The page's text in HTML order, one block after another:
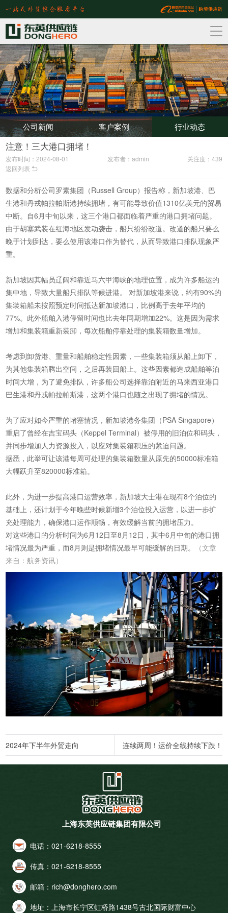
公司新闻 客户案例 行业动态
注意！三大港口拥堵！
发布时间：2024-08-01 发布者：admin
关注度：439
返回列表 
数据和分析公司罗素集团（Russell Group）报告称，新加坡港、巴
生港和丹戎帕拉帕斯港持续拥堵，有可能导致价值1310亿美元的贸易
中断。自6月中旬以来，这三个港口都面临着严重的港口拥堵问题。
由于胡塞武装在红海地区发动袭击，船只纷纷改道。改道的船只要么
晚于计划到达，要么使用该港口作为替代，从而导致港口排队现象严
重。
新加坡因其幅员辽阔和靠近马六甲海峡的地理位置，成为许多船运的
集中地，导致大量船只排队等候进港。 对新加坡港来说，约有90%的
集装箱船未按照预定时间抵达新加坡港口，比例高于去年平均的
77%。此外船舶入港停留时间也比去年同期增加22%。这是因为需求
增加和集装箱重新装卸，每次船舶停靠处理的集装箱数量增加。
考虑到卸货港、重量和船舶稳定性因素，一些集装箱须从船上卸下，
为其他集装箱腾出空间，之后再装回船上。这些因素都造成船舶等泊
时间大增，为了避免排队，许多船公司选择靠泊附近的马来西亚港口
巴生港和丹戎帕拉帕斯港，这两个港口也随之出现了拥堵的情况。
为了应对如今严重的堵塞情况，新加坡港务集团（PSA Singapore）
重启了曾经在吉宝码头（Keppel Terminal）被停用的旧泊位和码头，
并同步增加人力资源投入，以应对集装箱积压的紧迫问题。
据悉，此举可让该港每周可处理的集装箱数量从原先的50000标准箱
大幅跃升至820000标准箱。
此外，为进一步提高港口运营效率，新加坡大士港在现有8个泊位的
基础上，还计划于今年晚些时候新增3个泊位投入运营，以进一步扩
充处理能力，确保港口运作顺畅，有效缓解当前的拥堵压力。
对这些港口的分析时间为6月12日至8月12日，其中6月中旬的港口拥
堵情况最为严重，而8月则是拥堵情况最早可能缓解的日期。
（文章
来自：航务资讯）
2024年下半年外贸走向 连续两周！运价全线持续下跌！
上海东英供应链集团有限公司
电话： 021-6218-8555
传真： 021-6218-8555
邮箱： rich@donghero.com
地址： 上海市长宁区虹桥路1438号古北国际财富中心